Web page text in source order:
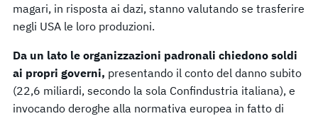
magari, in risposta ai dazi, stanno valutando se trasferire
negli USA le loro produzioni.
Da un lato le organizzazioni padronali chiedono soldi
ai propri governi, presentando il conto del danno subito
(22,6 miliardi, secondo la sola Confindustria italiana), e
invocando deroghe alla normativa europea in fatto di